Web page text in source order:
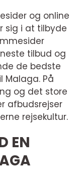
og online
sig i at tilbyde
tilbud og
de bedste
Malaga. På
og det store
afbudsrejser
rejsekultur.
EN